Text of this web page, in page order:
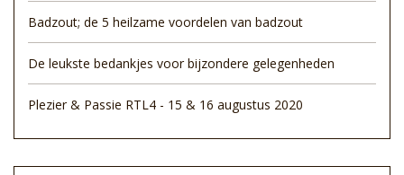
Badzout; de 5 heilzame voordelen van badzout
De leukste bedankjes voor bijzondere gelegenheden
Plezier & Passie RTL4 - 15 & 16 augustus 2020